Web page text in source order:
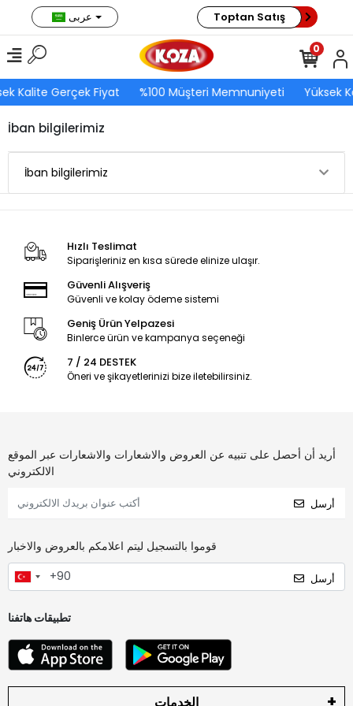
Kalite Gerçek Fiyat %100 Müşteri Memnuniyeti Yüksek
عربى Toptan Satış
0
İban bilgilerimiz
İban bilgilerimiz
Hızlı Teslimat
Siparişleriniz en kısa sürede elinize ulaşır.
Güvenli Alışveriş
Güvenli ve kolay ödeme sistemi
Geniş Ürün Yelpazesi
Binlerce ürün ve kampanya seçeneği
7 / 24 DESTEK
Öneri ve şikayetlerinizi bize iletebilirsiniz.
أريد أن أحصل على تنبيه عن العروض والاشعارات والاشعارات عبر الموقع
الالكتروني
أرسل
قوموا بالتسجيل ليتم اعلامكم بالعروض والاخبار
أرسل
تطبيقات هاتفنا
الخدمات